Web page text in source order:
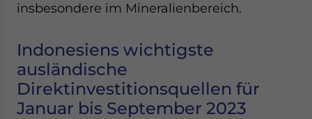
insbesondere im Mineralienbereich.
Indonesiens wichtigste
ausländische
Direktinvestitionsquellen für
Januar bis September 2023